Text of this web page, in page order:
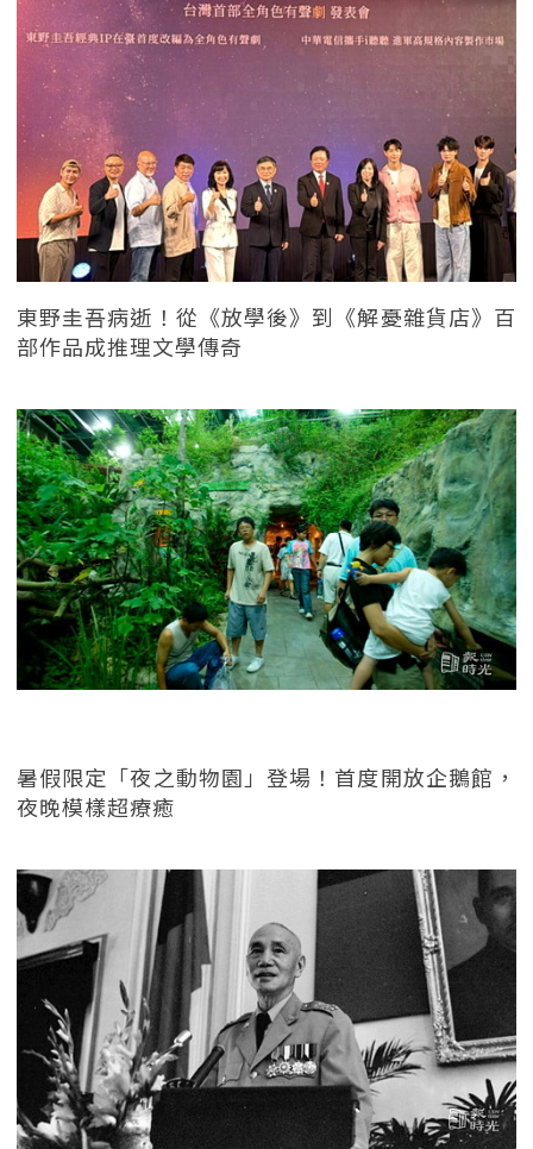
東野圭吾病逝！從《放學後》到《解憂雜貨店》百
部作品成推理文學傳奇
暑假限定「夜之動物園」登場！首度開放企鵝館，
夜晚模樣超療癒